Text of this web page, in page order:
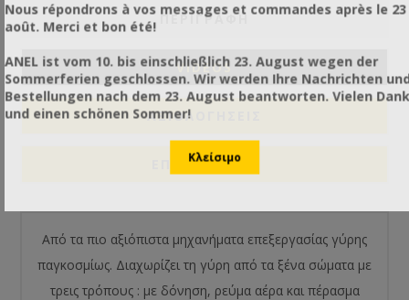
ΠΕΡΙΓΡΑΦΗ
VIDEOS
ΑΞΙΟΛΟΓΉΣΕΙΣ
ΕΠΙΚΟΙΝΩΝΙΑ
Από τα πιο αξιόπιστα μηχανήματα επεξεργασίας γύρης
παγκοσμίως. Διαχωρίζει τη γύρη από τα ξένα σώματα με
τρεις τρόπους : με δόνηση, ρεύμα αέρα και πέρασμα
Nous répondrons à vos messages et commandes après le 23
août. Merci et bon été!
ANEL ist vom 10. bis einschließlich 23. August wegen der
Sommerferien geschlossen. Wir werden Ihre Nachrichten
Bestellungen nach dem 23. August beantworten. Vielen Dank
und einen schönen Sommer!